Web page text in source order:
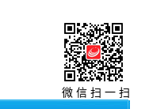
微 信 扫 一 扫